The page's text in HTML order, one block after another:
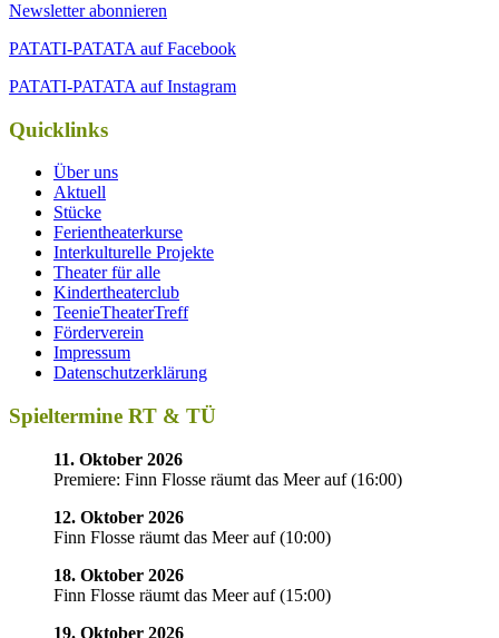
Newsletter abonnieren
PATATI-PATATA auf Facebook
PATATI-PATATA auf Instagram
Quicklinks
Über uns
Aktuell
Stücke
Ferientheaterkurse
Interkulturelle Projekte
Theater für alle
Kindertheaterclub
TeenieTheaterTreff
Förderverein
Impressum
Datenschutzerklärung
Spieltermine RT & TÜ
11. Oktober 2026
Premiere: Finn Flosse räumt das Meer auf(16:00)
12. Oktober 2026
Finn Flosse räumt das Meer auf(10:00)
18. Oktober 2026
Finn Flosse räumt das Meer auf(15:00)
19. Oktober 2026